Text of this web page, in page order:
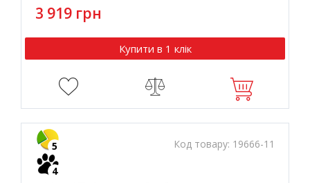
3 919 грн
Купити в 1 клік
Код товару: 19666-11
5
4